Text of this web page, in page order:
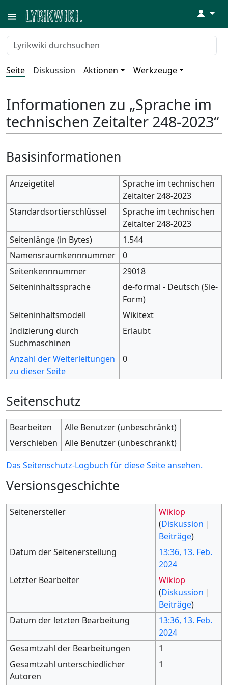
↓
Seite Diskussion Aktionen Werkzeuge
Informationen zu „Sprache im
technischen Zeitalter 248-2023“
Basisinformationen
Anzeigetitel
Sprache im technischen
Zeitalter 248-2023
Standardsortierschlüssel
Sprache im technischen
Zeitalter 248-2023
Seitenlänge (in Bytes)
1.544
Namensraumkennnummer
0
Seitenkennnummer
29018
Seiteninhaltssprache
de-formal - Deutsch (Sie-
Form)
Seiteninhaltsmodell
Wikitext
Indizierung durch
Suchmaschinen
Erlaubt
Anzahl der Weiterleitungen
zu dieser Seite
0
Seitenschutz
Bearbeiten
Alle Benutzer (unbeschränkt)
Verschieben
Alle Benutzer (unbeschränkt)
Das Seitenschutz-Logbuch für diese Seite ansehen.
Versionsgeschichte
Seitenersteller
Wikiop
(Diskussion |
Beiträge)
Datum der Seitenerstellung
13:36, 13. Feb.
2024
Letzter Bearbeiter
Wikiop
(Diskussion |
Beiträge)
Datum der letzten Bearbeitung
13:36, 13. Feb.
2024
Gesamtzahl der Bearbeitungen
1
Gesamtzahl unterschiedlicher
Autoren
1